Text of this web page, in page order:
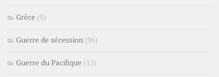
Grèce (9)
Guerre de sécession (96)
Guerre du Pacifique (15)